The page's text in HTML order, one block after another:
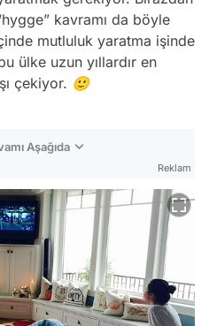
kavramı da böyle
mutluluk yaratma işinde
ülke uzun yıllardır en
çekiyor. 🙂
Aşağıda
Reklam